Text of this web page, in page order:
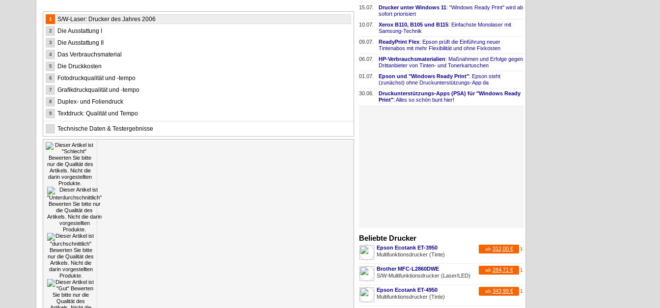
1 S/W-Laser: Drucker des Jahres 2006
2 Die Ausstattung I
3 Die Ausstattung II
4 Das Verbrauchsmaterial
5 Die Druckkosten
6 Fotodruckqualität und -tempo
7 Grafikdruckqualität und -tempo
8 Duplex- und Foliendruck
9 Textdruck: Qualität und Tempo
Technische Daten & Testergebnisse
15.07.
Drucker unter Windows 11: "Windows Ready Print" wird ab
sofort priorisiert
10.07.
Xerox B110, B105 und B115: Einfachste Monolaser mit
Samsung-​Technik
09.07.
ReadyPrint Flex: Epson prüft die Einführung neuer
Tintenabos mit mehr Flexibilität und ohne Fixkosten
06.07.
HP-​Verbrauchsmaterialien: Maßnahmen und Erfolge gegen
Drittanbieter von Tinten- ​ und Tonerkartuschen
01.07.
Epson und "Windows Ready Print": Epson steht
(zunächst) ohne Druckunterstützungs-​App da
30.06.
Druckunterstützungs-​Apps (PSA) für "Windows Ready
Print": Alles so schön bunt hier!
Beliebte Drucker
ab 312,00 € 1
Epson Ecotank ET-3950
Multifunktionsdrucker (Tinte)
ab 284,71 € 1
Brother MFC-L2860DWE
S/W-Multifunktionsdrucker (Laser/LED)
ab 343,99 € 1
Epson Ecotank ET-4950
Multifunktionsdrucker (Tinte)